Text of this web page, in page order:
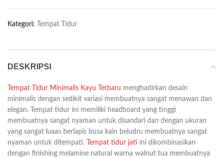
Kategori: Tempat Tidur
DESKRIPSI
Tempat Tidur Minimalis Kayu Terbaru menghadirkan desain
minimalis dengan sedikit variasi membuatnya sangat menawan dan
elegan. Tempat tidur ini memiliki headboard yang tinggi
membuatnya sangat nyaman untuk disandari dan dengan ukuran
yang sangat luaas berlapis busa kain beludru membuatnya sangat
nyaman untuk ditempati.
Tempat tidur jati ini dikombinasikan
dengan finishing melamine natural warna walnut tua membuatnya